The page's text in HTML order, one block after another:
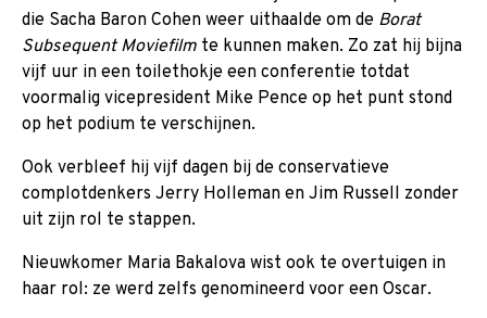
die Sacha Baron Cohen weer uithaalde om de Borat
Subsequent Moviefilm te kunnen maken. Zo zat hij bijna
vijf uur in een toilethokje een conferentie totdat
voormalig vicepresident Mike Pence op het punt stond
op het podium te verschijnen.
Ook verbleef hij vijf dagen bij de conservatieve
complotdenkers Jerry Holleman en Jim Russell zonder
uit zijn rol te stappen.
Nieuwkomer Maria Bakalova wist ook te overtuigen in
haar rol: ze werd zelfs genomineerd voor een Oscar.